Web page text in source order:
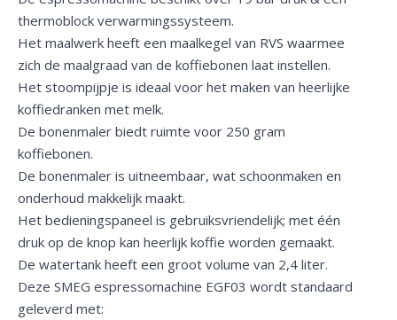
thermoblock verwarmingssysteem.
Het maalwerk heeft een maalkegel van RVS waarmee
zich de maalgraad van de koffiebonen laat instellen.
Het stoompijpje is ideaal voor het maken van heerlijke
koffiedranken met melk.
De bonenmaler biedt ruimte voor 250 gram
koffiebonen.
De bonenmaler is uitneembaar, wat schoonmaken en
onderhoud makkelijk maakt.
Het bedieningspaneel is gebruiksvriendelijk; met één
druk op de knop kan heerlijk koffie worden gemaakt.
De watertank heeft een groot volume van 2,4 liter.
Deze SMEG espressomachine EGF03 wordt standaard
geleverd met: